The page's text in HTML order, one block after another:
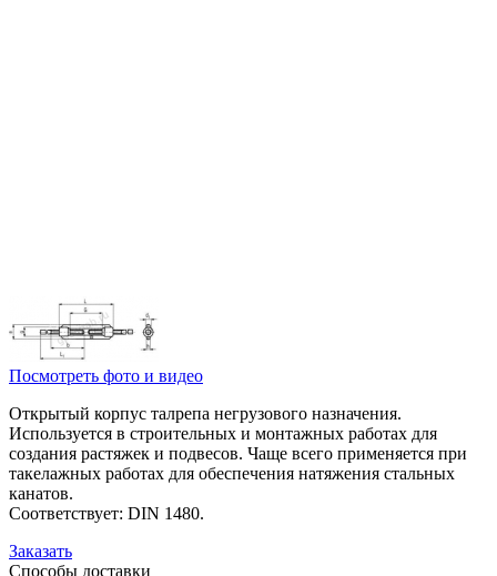
Посмотреть фото и видео
Открытый корпус талрепа негрузового назначения.
Используется в строительных и монтажных работах для
создания растяжек и подвесов. Чаще всего применяется при
такелажных работах для обеспечения натяжения стальных
канатов.
Соответствует: DIN 1480.
Заказать
Способы доставки